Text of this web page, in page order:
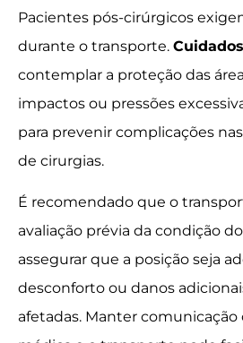
Pacientes pós-cirúrgicos
durante o transporte.
contemplar a proteção das
impactos ou pressões
para prevenir complicações
de cirurgias.
É recomendado que o
avaliação prévia da condição
assegurar que a posição seja
desconforto ou danos
afetadas. Manter comunicação